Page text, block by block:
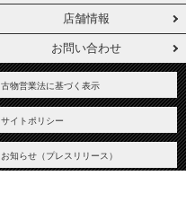
店舗情報
お問い合わせ
古物営業法に基づく表示
サイトポリシー
お知らせ（プレスリリース）